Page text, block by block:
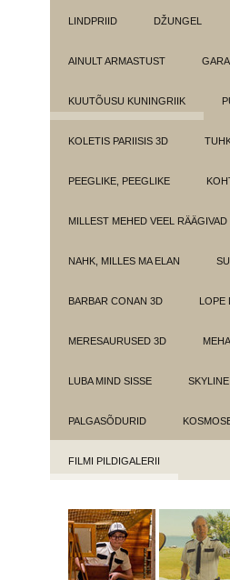
LINDPRIID DŽUNGEL
AINULT ARMASTUST
KUUTÕUSU KUNINGRIIK
KOLETIS PARIISIS 3D
PEEGLIKE, PEEGLIKE
MILLEST MEHED VEEL RÄÄGIVAD
NAHK, MILLES MA ELAN
BARBAR CONAN 3D LOPE
MERESAURUSED 3D
LUBA MIND SISSE SKYLINE
PALGASÕDURID
FILMI PILDIGALERII